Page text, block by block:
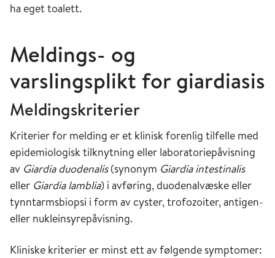
ha eget toalett.
Meldings- og
varslingsplikt for giardiasis
Meldingskriterier
Kriterier for melding er et klinisk forenlig tilfelle med
epidemiologisk tilknytning eller laboratoriepåvisning
av Giardia duodenalis(synonym Giardia intestinalis
eller Giardia lamblia) i avføring, duodenalvæske eller
tynntarmsbiopsi i form av cyster, trofozoiter, antigen-
eller nukleinsyrepåvisning.
Kliniske kriterier er minst ett av følgende symptomer: